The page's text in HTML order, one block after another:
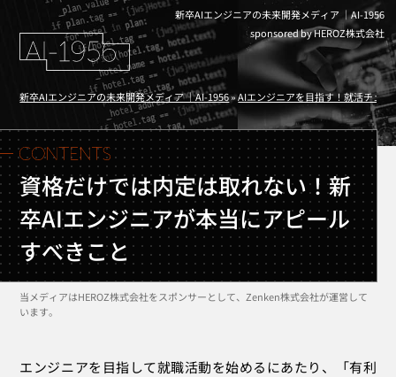
新卒AIエンジニアの未来開発メディア ｜AI-1956
sponsored by HEROZ株式会社
新卒AIエンジニアの未来開発メディア ｜AI-1956»AIエンジニアを目指す！就活チェッ
資格だけでは内定は取れない！新
卒AIエンジニアが本当にアピール
すべきこと
当メディアはHEROZ株式会社をスポンサーとして、Zenken株式会社が運営して
います。
エンジニアを目指して就職活動を始めるにあたり、「有利